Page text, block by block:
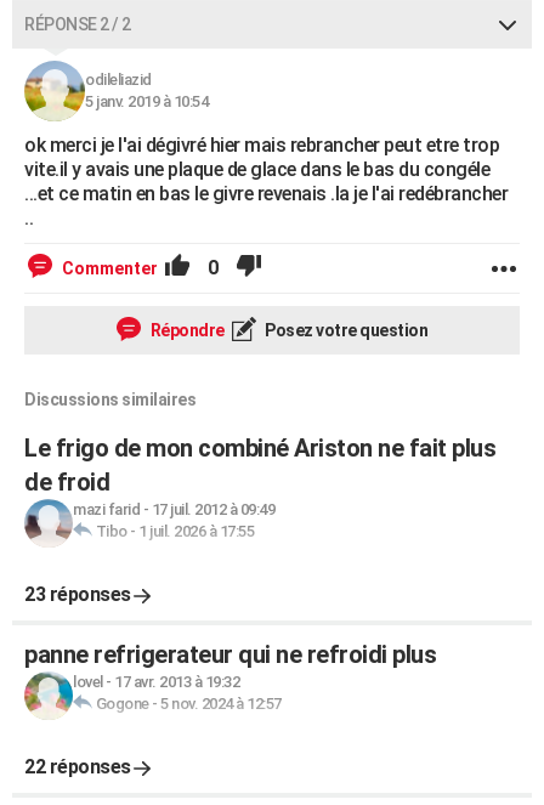
RÉPONSE 2 / 2
odileliazid
5 janv. 2019 à 10:54
ok merci je l'ai dégivré hier mais rebrancher peut etre trop
vite.il y avais une plaque de glace dans le bas du congéle
...et ce matin en bas le givre revenais .la je l'ai redébrancher
..
Commenter 0
Répondre Posez votre question
Discussions similaires
Le frigo de mon combiné Ariston ne fait plus
de froid
mazi farid - 17 juil. 2012 à 09:49
Tibo- 1 juil. 2026 à 17:55
23 réponses
panne refrigerateur qui ne refroidi plus
lovel - 17 avr. 2013 à 19:32
Gogone- 5 nov. 2024 à 12:57
22 réponses